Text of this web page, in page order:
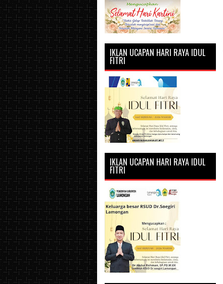
IKLAN UCAPAN HARI RAYA IDUL
FITRI
IKLAN UCAPAN HARI RAYA IDUL
FITRI